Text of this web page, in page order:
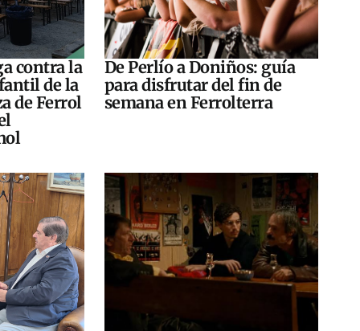
contra la
de la
de Ferrol
De Perlío a Doniños: guía
para disfrutar del fin de
semana en Ferrolterra